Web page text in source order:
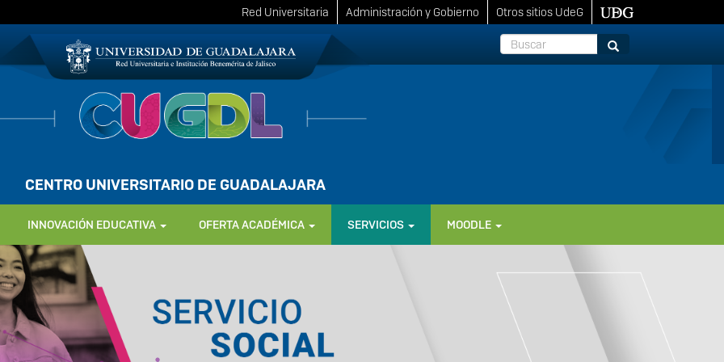
Red Universitaria Administración y Gobierno
Otros sitios UdeG
Buscar
Buscar
CENTRO UNIVERSITARIO DE GUADALAJARA
INNOVACIÓN EDUCATIVA OFERTA ACADÉMICA SERVICIOS
MOODLE